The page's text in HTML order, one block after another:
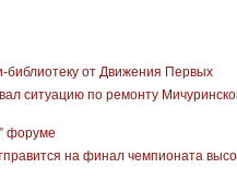
от Движения Первых
ситуацию по ремонту
форуме
на финал чемпионата